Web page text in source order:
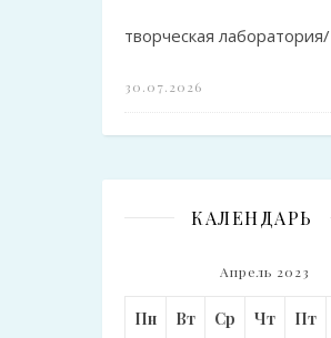
творческая лаборатория/
30.07.2026
КАЛЕНДАРЬ
Апрель 2023
Пн Вт Ср Чт Пт